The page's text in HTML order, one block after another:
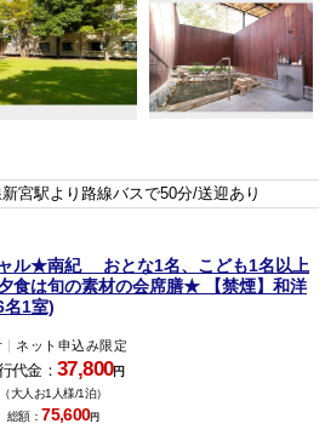
新宮駅より路線バスで50分/送迎あり
ル★南紀 おとな1名、こども1名以上
食は旬の素材の会席膳★ 【禁煙】和洋
名1室)
ネット申込み限定
代金：37,800円
（大人お1人様/1泊）
総額： 75,600円